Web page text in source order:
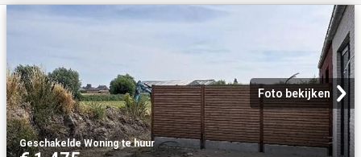
Foto bekijken
Geschakelde Woning·te huur